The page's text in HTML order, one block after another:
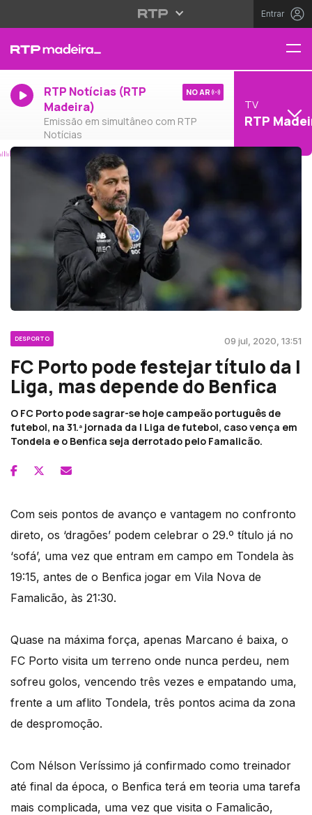
Entrar
RTP Notícias (RTP
Madeira)
Emissão em simultâneo com RTP
Notícias
NO AR
TV
RTP
DESPORTO 09 jul, 2020, 13:51
FC Porto pode festejar título da I
Liga, mas depende do Benfica
O FC Porto pode sagrar-se hoje campeão português de
futebol, na 31.ª jornada da I Liga de futebol, caso vença em
Tondela e o Benfica seja derrotado pelo Famalicão.
Com seis pontos de avanço e vantagem no confronto
direto, os ‘dragões’ podem celebrar o 29.º título já no
‘sofá’, uma vez que entram em campo em Tondela às
19:15, antes de o Benfica jogar em Vila Nova de
Famalicão, às 21:30.
Quase na máxima força, apenas Marcano é baixa, o
FC Porto visita um terreno onde nunca perdeu, nem
sofreu golos, vencendo três vezes e empatando uma,
frente a um aflito Tondela, três pontos acima da zona
de despromoção.
Com Nélson Veríssimo já confirmado como treinador
até final da época, o Benfica terá em teoria uma tarefa
mais complicada, uma vez que visita o Famalicão,